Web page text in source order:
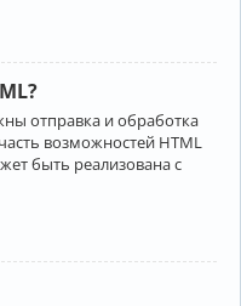
отправка и обработка
возможностей HTML
быть реализована с